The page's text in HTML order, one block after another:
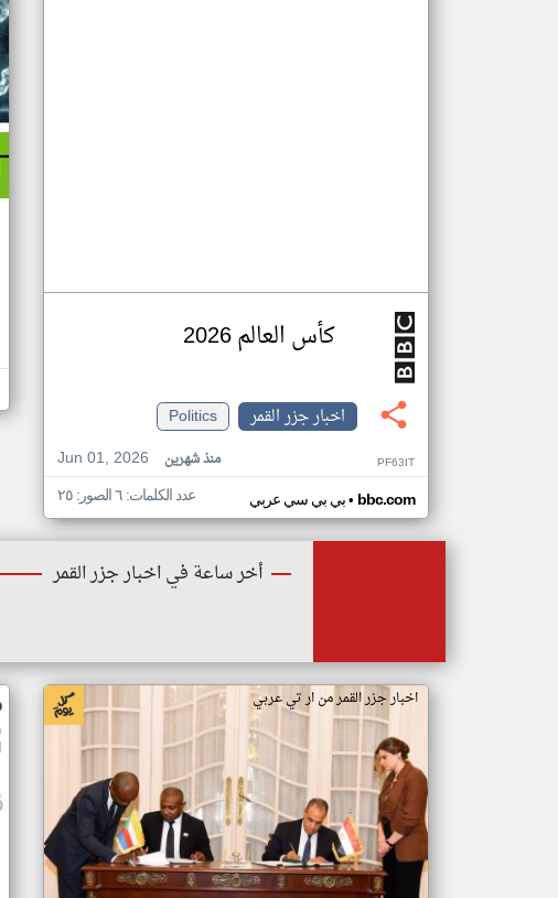
كأس العالم 2026
اخبار جزر القمر
Politics
Jun 01, 2026
منذ شهرين PF63IT
بي بي سي عربي• bbc.com عدد الكلمات: ٦ الصور: ٢٥
أخر ساعة في اخبار جزر القمر
اخبار جزر القمر من ار تي عربي